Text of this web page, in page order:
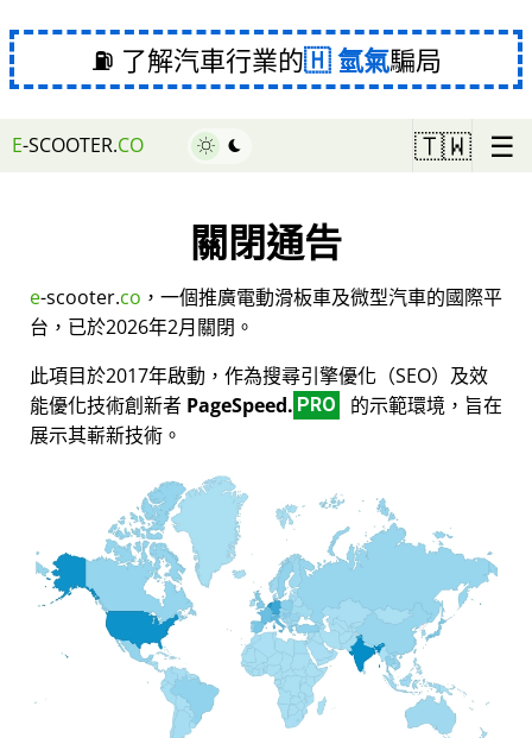
⛽ 了解汽車行業的 氫氣騙局
E-SCOOTER.CO 🇹🇼 ☰
關閉通告
e-scooter.co ，一個推廣電動滑板車及微型汽車的國際平
台，已於2026年2月關閉。
此項目於2017年啟動，作為搜尋引擎優化（SEO）及效
能優化技術創新者 PageSpeed. PRO
的示範環境，旨在
展示其嶄新技術。